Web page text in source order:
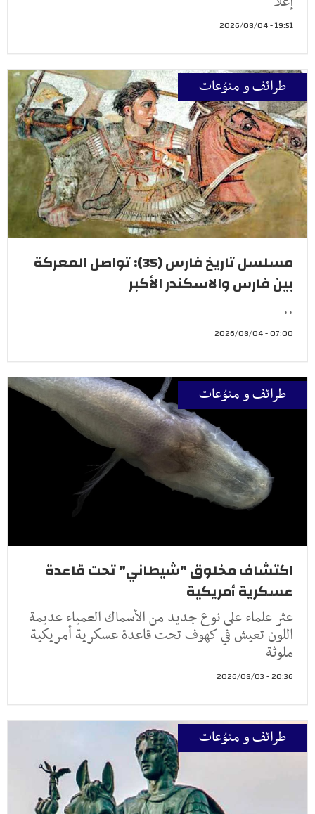
19:51 - 2026/08/04
طرائف و منوّعات
مسلسل تاريخ فارس (35): تواصل المعركة
بين فارس والاسكندر الأكبر
..
07:00 - 2026/08/04
طرائف و منوّعات
اكتشاف مخلوق "شيطاني" تحت قاعدة
عسكرية أمريكية
عثر علماء على نوع جديد من الأسماك العمياء عديمة
اللون تعيش في كهوف تحت قاعدة عسكرية أمريكية
ملوثة
20:36 - 2026/08/03
طرائف و منوّعات